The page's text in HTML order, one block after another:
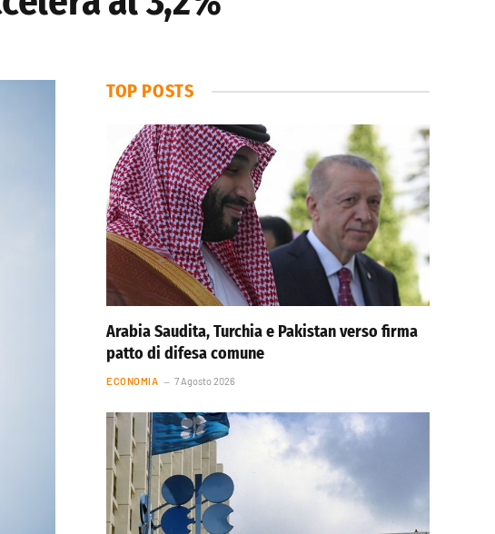
TOP POSTS
Arabia Saudita, Turchia e Pakistan verso firma
patto di difesa comune
ECONOMIA 7 Agosto 2026